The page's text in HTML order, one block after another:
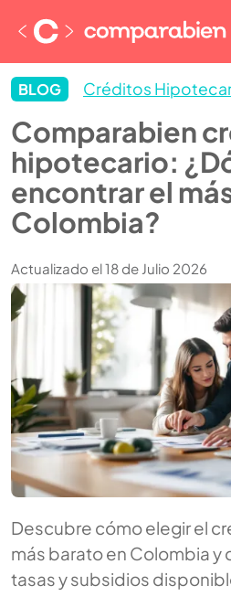
BLOG Créditos
Comparabien
hipotecario:
encontrar el
Colombia?
Actualizado el 18 de Julio 2026
Descubre cómo elegir el
más barato en Colombia y
tasas y subsidios